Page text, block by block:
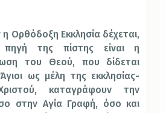
Ορθόδοξη Εκκλησία δέχεται,
της πίστης είναι η
του Θεού, που δίδεται
ως μέλη της εκκλησίας-
καταγράφουν την
στην Αγία Γραφή, όσο και